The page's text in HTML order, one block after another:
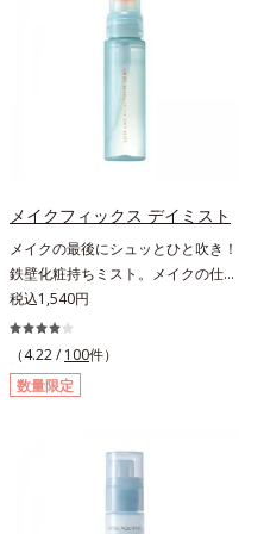
らに毛髪保護成分がダメージを受け
ている部位に吸着して、キューティ
クル表面をリペア。髪の内外にアプ
ローチして、乾燥などの外的刺激か
ら守り抜き、ダメージ(*2)を立て直
し(*3)ます。お風呂でシャンプー後
に適量を髪になじませ、置き時間は
軽さで、毛先までするんっとまとま
おうツヤ髪を叶えます。*1 毛髪補
修成分（イソステアリン酸、イソス
テアロイル加水分解コラーゲン、イ
ソステアロイル加水分解シルク、ス
フィンゴ糖脂質、トコフェロール、
グリセリン、糖脂質、BG、イソス
加水分解シルク、スフィンゴ糖脂
質、トコフェロール、グリセリン、
ヒアルロン酸ヒドロキシプロピルト
メイクフィックス デイミスト
メイクの最後にシュッとひと吹き！
鉄壁化粧持ちミスト。メイクの仕上
げにシュッとひと吹き。肌とメイク
の密着感をピタッと高め、メイクく
ずれを防ぎ、化粧持ちをアップさせ
るミストタイプの化粧水です。くず
れ防止成分(*1)を含む層と美容成分
振って混ぜると、美容成分がくずれ
防止成分を包み込み、メイクの上に
汗・水・皮脂をはじきながら、美容
税込1,540円
（4.22 / 100件）
数量限定